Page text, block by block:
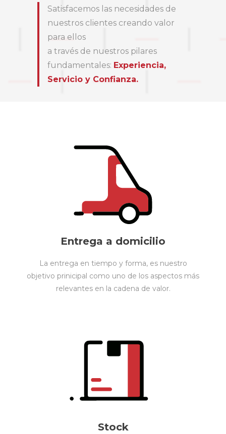
Satisfacemos las necesidades de
nuestros clientes creando valor
para ellos
a través de nuestros pilares
fundamentales: Experiencia,
Servicio y Confianza.
Entrega a domicilio
La entrega en tiempo y forma, es nuestro
objetivo prinicipal como uno de los aspectos más
relevantes en la cadena de valor.
Stock